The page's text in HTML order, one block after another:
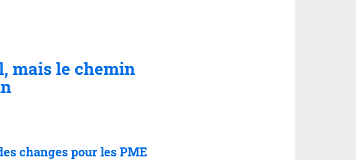
mais le chemin
changes pour les PME